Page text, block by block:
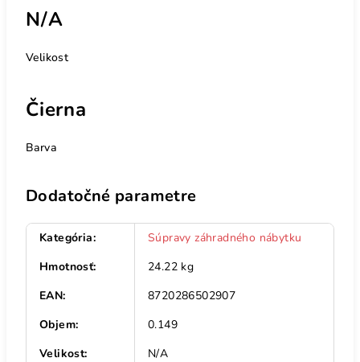
N/A
Velikost
Čierna
Barva
Dodatočné parametre
Kategória:
Súpravy záhradného nábytku
Hmotnosť:
24.22 kg
EAN:
8720286502907
Objem:
0.149
Velikost:
N/A